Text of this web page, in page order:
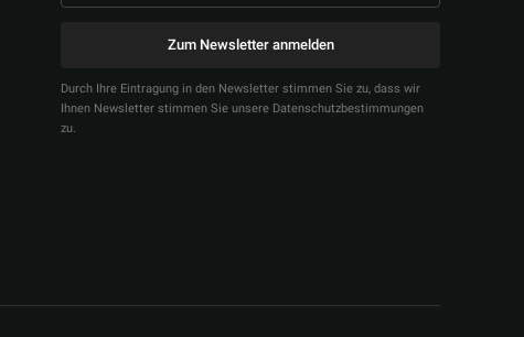
Zum Newsletter anmelden
Durch Ihre Eintragung in den Newsletter stimmen Sie zu, dass wir
Ihnen Newsletter stimmen Sie unsere Datenschutzbestimmungen
zu.